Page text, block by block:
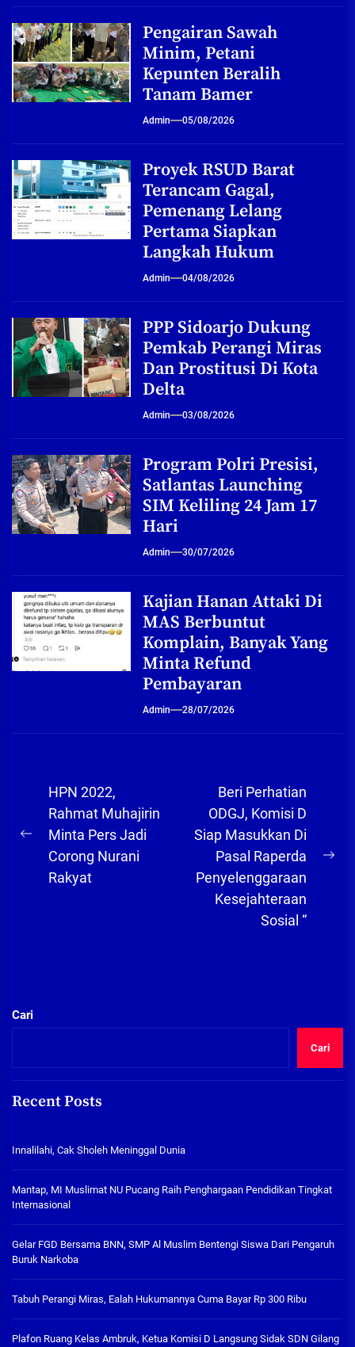
Pengairan Sawah
Minim, Petani
Kepunten Beralih
Tanam Bamer
Admin 05/08/2026
Proyek RSUD Barat
Terancam Gagal,
Pemenang Lelang
Pertama Siapkan
Langkah Hukum
Admin 04/08/2026
PPP Sidoarjo Dukung
Pemkab Perangi Miras
Dan Prostitusi Di Kota
Delta
Admin 03/08/2026
Program Polri Presisi,
Satlantas Launching
SIM Keliling 24 Jam 17
Hari
Admin 30/07/2026
Kajian Hanan Attaki Di
MAS Berbuntut
Komplain, Banyak Yang
Minta Refund
Pembayaran
Admin 28/07/2026
Navigasi
pos
Previous
HPN 2022,
Rahmat Muhajirin
Minta Pers Jadi
Corong Nurani
Rakyat
Beri Perhatian
ODGJ, Komisi D
Siap Masukkan Di
Pasal Raperda
Penyelenggaraan
Kesejahteraan
Sosial “
Cari
Cari
Recent Posts
Innalilahi, Cak Sholeh Meninggal Dunia
Mantap, MI Muslimat NU Pucang Raih Penghargaan Pendidikan Tingkat
Internasional
Gelar FGD Bersama BNN, SMP Al Muslim Bentengi Siswa Dari Pengaruh
Buruk Narkoba
Tabuh Perangi Miras, Ealah Hukumannya Cuma Bayar Rp 300 Ribu
Plafon Ruang Kelas Ambruk, Ketua Komisi D Langsung Sidak SDN Gilang